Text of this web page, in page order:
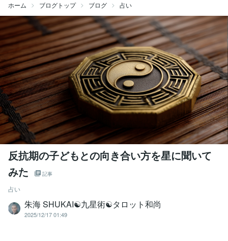
ホーム ブログトップ ブログ 占い
反抗期の子どもとの向き合い方を星に聞いて
みた
記事
占い
朱海 SHUKAI☯九星術☯タロット和尚
2025/12/17 01:49